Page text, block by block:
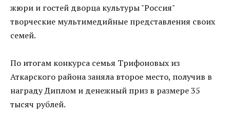
жюри и гостей дворца культуры "Россия"
творческие мультимедийные представления своих
семей.
По итогам конкурса семья Трифоновых из
Аткарского района заняла второе место, получив в
награду Диплом и денежный приз в размере 35
тысяч рублей.